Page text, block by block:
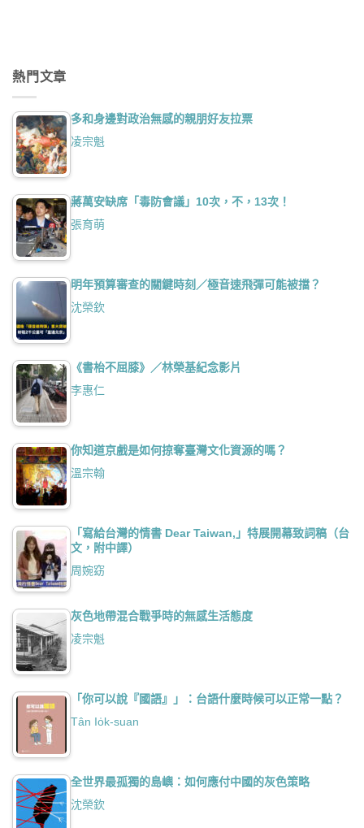
熱門文章
多和身邊對政治無感的親朋好友拉票
凌宗魁
蔣萬安缺席「毒防會議」10次，不，13次！
張育萌
明年預算審查的關鍵時刻／極音速飛彈可能被擋？
沈榮欽
《書枱不屈膝》／林榮基紀念影片
李惠仁
你知道京戲是如何掠奪臺灣文化資源的嗎？
溫宗翰
「寫給台灣的情書 Dear Taiwan,」特展開幕致詞稿（台
文，附中譯）
周婉窈
灰色地帶混合戰爭時的無感生活態度
凌宗魁
「你可以說『國語』」：台語什麼時候可以正常一點？
Tân Io̍k-suan
全世界最孤獨的島嶼：如何應付中國的灰色策略
沈榮欽